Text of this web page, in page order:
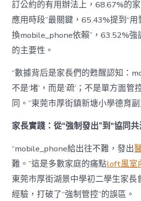
訂公約的有用辦法上，68.67%的
應用時段”最關鍵，65.43%提到“
換mobile_phone依賴”，63.52%強
的主要性。
“數據背后是家長們的甦醒認知：
不是‘堵’，而是‘疏’；不是單方面
同。”東莞市厚街鎮新塘小學德育
家長實踐：從“強制發出”到“協同共
“mobile_phone給出往不難，發出
難。”這是多數家庭的痛點loft風室
東莞市厚街湖景中學初二學生家長
經驗，打破了“強制管控”的誤區。